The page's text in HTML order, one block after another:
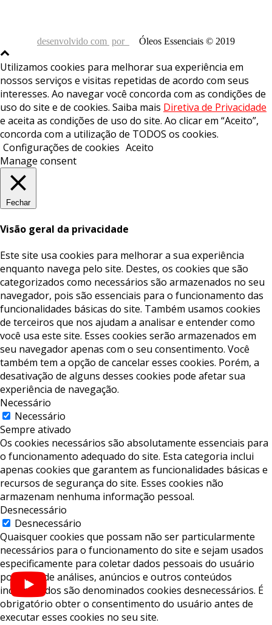
desenvolvido com por Óleos Essenciais © 2019
Utilizamos cookies para melhorar sua experiência em
nossos serviços e visitas repetidas de acordo com seus
interesses. Ao navegar você concorda com as condições de
uso do site e de cookies. Saiba mais Diretiva de Privacidade
e aceita as condições de uso do site. Ao clicar em “Aceito”,
concorda com a utilização de TODOS os cookies.
Configurações de cookies Aceito
Manage consent
Fechar
Visão geral da privacidade
Este site usa cookies para melhorar a sua experiência
enquanto navega pelo site. Destes, os cookies que são
categorizados como necessários são armazenados no seu
navegador, pois são essenciais para o funcionamento das
funcionalidades básicas do site. Também usamos cookies
de terceiros que nos ajudam a analisar e entender como
você usa este site. Esses cookies serão armazenados em
seu navegador apenas com o seu consentimento. Você
também tem a opção de cancelar esses cookies. Porém, a
desativação de alguns desses cookies pode afetar sua
experiência de navegação.
Necessário
Necessário
Sempre ativado
Os cookies necessários são absolutamente essenciais para
o funcionamento adequado do site. Esta categoria inclui
apenas cookies que garantem as funcionalidades básicas e
recursos de segurança do site. Esses cookies não
armazenam nenhuma informação pessoal.
Desnecessário
Desnecessário
Quaisquer cookies que possam não ser particularmente
necessários para o funcionamento do site e sejam usados ​​
especificamente para coletar dados pessoais do usuário
por meio de análises, anúncios e outros conteúdos
incorporados são denominados cookies desnecessários. É
obrigatório obter o consentimento do usuário antes de
executar esses cookies no seu site.